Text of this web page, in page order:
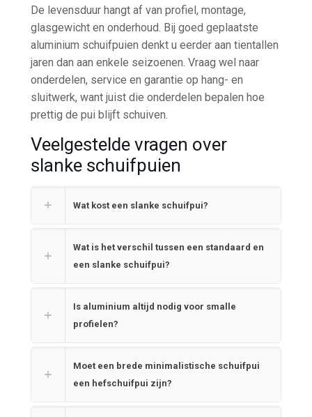
De levensduur hangt af van profiel, montage,
glasgewicht en onderhoud. Bij goed geplaatste
aluminium schuifpuien denkt u eerder aan tientallen
jaren dan aan enkele seizoenen. Vraag wel naar
onderdelen, service en garantie op hang- en
sluitwerk, want juist die onderdelen bepalen hoe
prettig de pui blijft schuiven.
Veelgestelde vragen over
slanke schuifpuien
Wat kost een slanke schuifpui?
Wat is het verschil tussen een standaard en
een slanke schuifpui?
Is aluminium altijd nodig voor smalle
profielen?
Moet een brede minimalistische schuifpui
een hefschuifpui zijn?